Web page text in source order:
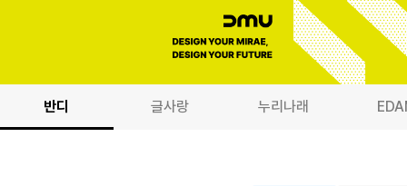
반디 글사랑 누리나래